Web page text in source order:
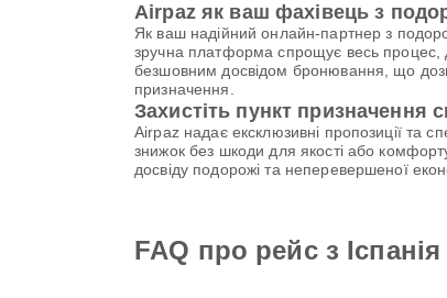
Airpaz як ваш фахівець з
Як ваш надійний онлайн-партнер з
зручна платформа спрощує весь процес,
безшовним досвідом бронювання, що
призначення.
Захистіть пункт призначення
Airpaz надає ексклюзивні пропозиції та
знижок без шкоди для якості або
досвіду подорожі та неперевершеної
FAQ про рейс з